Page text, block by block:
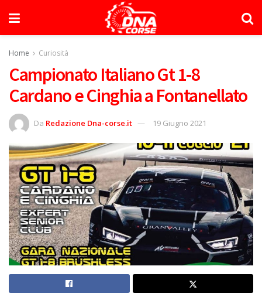
Home Curiosità
Campionato Italiano Gt 1-8
Cardano e Cinghia a Fontanellato
Da Redazione Dna-corse.it 19 Giugno 2021